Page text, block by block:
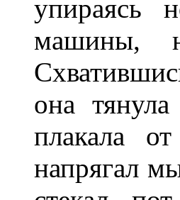
упираясь
машины,
она
плакала
напрягал